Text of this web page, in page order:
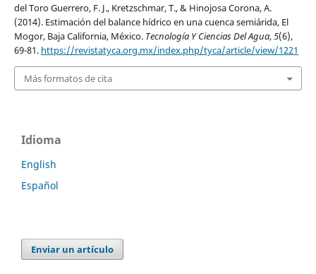
del Toro Guerrero, F. J., Kretzschmar, T., & Hinojosa Corona, A.
(2014). Estimación del balance hídrico en una cuenca semiárida, El
Mogor, Baja California, México. Tecnología Y Ciencias Del Agua,5(6),
69-81. https://revistatyca.org.mx/index.php/tyca/article/view/1221
Más formatos de cita
Idioma
English
Español
Enviar un artículo